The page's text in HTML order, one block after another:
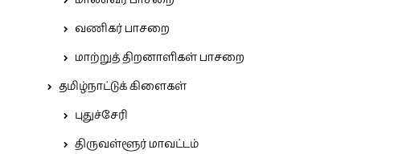
வணிகர் பாசறை
மாற்றுத் திறனாளிகள் பாசறை
தமிழ்நாட்டுக் கிளைகள்
புதுச்சேரி
திருவள்ளூர் மாவட்டம்